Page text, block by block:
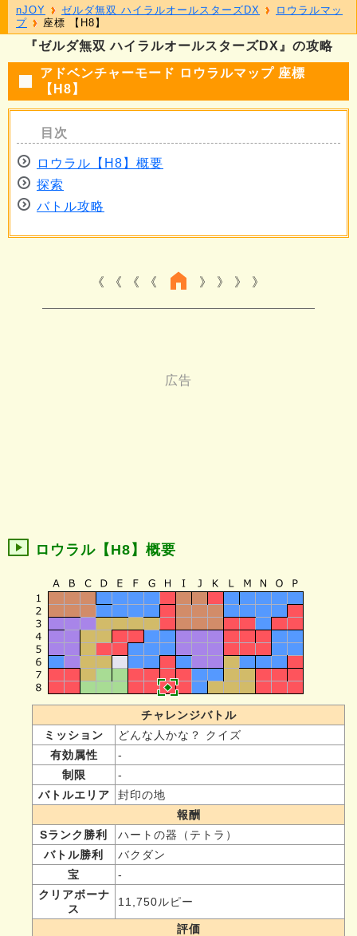
『ゼルダ無双 ハイラルオールスターズDX』の攻略
アドベンチャーモード ロウラルマップ 座標
【H8】
ロウラル【H8】概要
探索
バトル攻略
《 《 《 》 》 》
ロウラル【H8】概要
チャレンジバトル
ミッション
どんな人かな？ クイズ
有効属性
-
制限
-
バトルエリア
封印の地
報酬
Sランク勝利
ハートの器（テトラ）
バトル勝利
バクダン
宝
-
クリアボーナ
ス
11,750ルピー
評価
nJOY ゼルダ無双 ハイラルオールスターズDX
ロウラルマッ
プ
座標 【H8】